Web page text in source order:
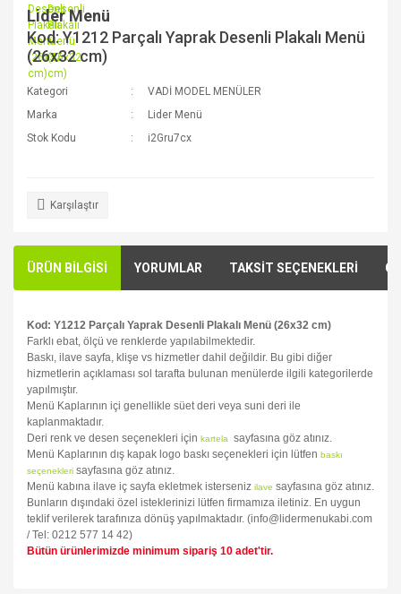
Lider Menü
Kod: Y1212 Parçalı Yaprak Desenli Plakalı Menü
(26x32 cm)
Kategori
VADİ MODEL MENÜLER
Marka
Lider Menü
Stok Kodu
i2Gru7cx
Karşılaştır
ÜRÜN BİLGİSİ YORUMLAR TAKSİT SEÇENEKLERİ
Kod: Y1212 Parçalı Yaprak Desenli Plakalı Menü (26x32 cm)
Farklı ebat, ölçü ve renklerde yapılabilmektedir.
Baskı, ilave sayfa, klişe vs hizmetler dahil değildir. Bu gibi diğer
hizmetlerin açıklaması sol tarafta bulunan menülerde ilgili kategorilerde
yapılmıştır.
Menü Kaplarının içi genellikle süet deri veya suni deri ile
kaplanmaktadır.
Deri renk ve desen seçenekleri için kartela
sayfasına göz atınız.
Menü Kaplarının dış kapak logo baskı seçenekleri için lütfen baskı
seçenekleri sayfasına göz atınız.
Menü kabına ilave iç sayfa ekletmek isterseniz ilave sayfasına göz atınız.
Bunların dışındaki özel isteklerinizi lütfen firmamıza iletiniz. En uygun
teklif verilerek tarafınıza dönüş yapılmaktadır. (info@lidermenukabi.com
/ Tel: 0212 577 14 42)
Bütün ürünlerimizde minimum sipariş 10 adet'tir.